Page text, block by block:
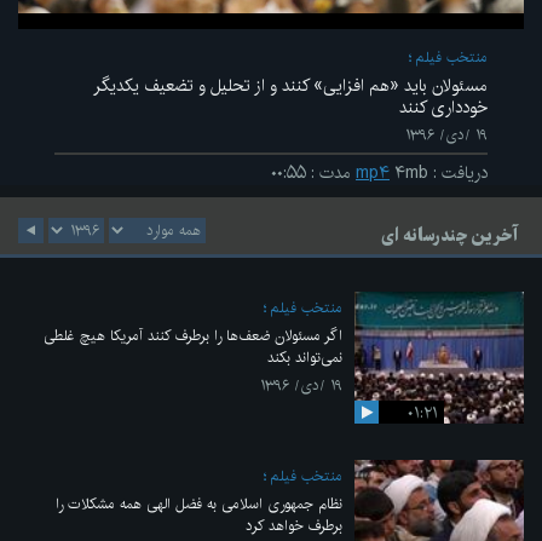
منتخب فیلم
مسئولان باید «هم افزایی» کنند و از تحلیل و تضعیف یکدیگر
خودداری کنند
۱۹ /دی/ ۱۳۹۶
دریافت : mp۴ ۴mb مدت : ۰۰:۵۵
آخرین چندرسانه ای
۰۱:۲۱
منتخب فیلم
اگر مسئولان ضعف‌ها را برطرف کنند آمریکا هیچ غلطی
نمی‌تواند بکند
۱۹ /دی/ ۱۳۹۶
منتخب فیلم
نظام جمهوری اسلامی به فضل الهی همه مشکلات را
برطرف خواهد کرد